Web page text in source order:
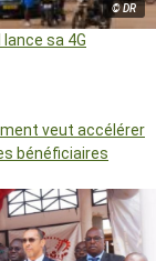
© DR
lance sa 4G
veut accélérer
bénéficiaires